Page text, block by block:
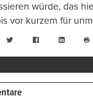
würde, das
vor kurzem für
Twitter FacebookLinkedIn